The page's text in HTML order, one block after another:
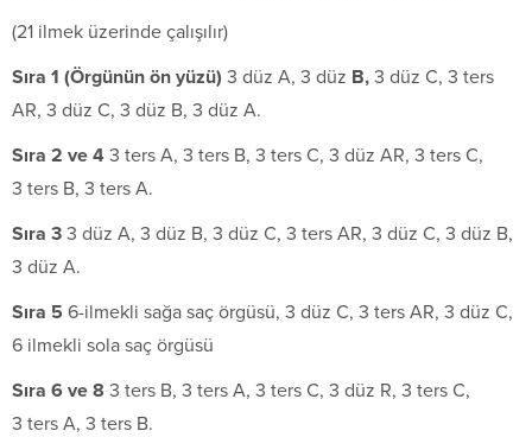
(21 ilmek üzerinde çalışılır)
Sıra 1 (Örgünün ön yüzü) 3 düz A, 3 düz B, 3 düz C, 3 ters
AR, 3 düz C, 3 düz B, 3 düz A.
Sıra 2 ve 4 3 ters A, 3 ters B, 3 ters C, 3 düz AR, 3 ters C,
3 ters B, 3 ters A.
Sıra 3 3 düz A, 3 düz B, 3 düz C, 3 ters AR, 3 düz C, 3 düz B,
3 düz A.
Sıra 5 6-ilmekli sağa saç örgüsü, 3 düz C, 3 ters AR, 3 düz C,
6 ilmekli sola saç örgüsü
Sıra 6 ve 8 3 ters B, 3 ters A, 3 ters C, 3 düz R, 3 ters C,
3 ters A, 3 ters B.